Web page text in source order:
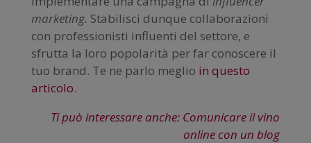
marketing. Stabilisci dunque collaborazioni
con professionisti influenti del settore, e
sfrutta la loro popolarità per far conoscere il
tuo brand. Te ne parlo meglio in questo
articolo.
Ti può interessare anche: Comunicare il vino
online con un blog